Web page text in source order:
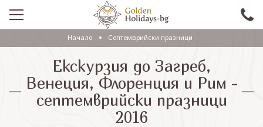
ПРОМО
EКСКУРЗИИ СЪС САМОЛЕТ
ЕКСКУРЗИИ С АВТОБУС
Начало Септемврийски празници
Екскурзия до Загреб,
Венеция, Флоренция и Рим -
септемврийски празници
2016